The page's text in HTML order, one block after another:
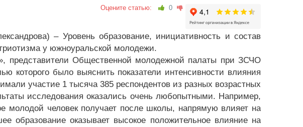
Оцените статью: 0
– Уровень образование, инициативность и состав
у южноуральской молодежи.
представители Общественной молодежной палаты при ЗСЧО
которого было выяснить показатели интенсивности влияния
участие 1 тысяча 385 респондентов из разных возрастных
исследования оказались очень любопытными. Например,
молодой человек получает после школы, напрямую влияет на
образование оказывает высокое положительное влияние на